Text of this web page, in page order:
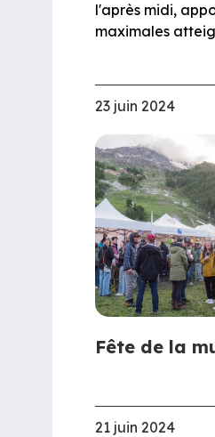
l'après midi,
maximales
23 juin 2024
Fête de la
21 juin 2024